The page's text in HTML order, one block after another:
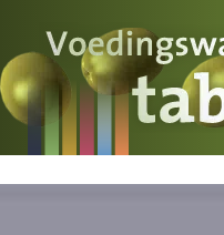
Voedingswaarde
Wat is wat?